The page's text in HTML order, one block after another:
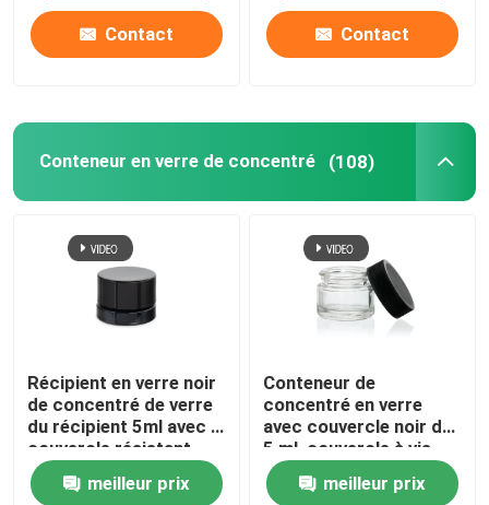
Nouvelles
Demandez une citation
Conteneur en verre de concentré
Bocaux en verre à l'épreuve des enfants
Pots en verre UV noirs
Pot en verre de mauvaise herbe
Contact Contact
Conteneur en verre de concentré (108)
Récipient en verre noir
de concentré de verre
du récipient 5ml avec le
couvercle résistant
d'enfant
meilleur prix
Conteneur de
concentré en verre
avec couvercle noir de
5 ml, couvercle à vis,
bocal en verre de 5 ml,
capuchon noir
meilleur prix